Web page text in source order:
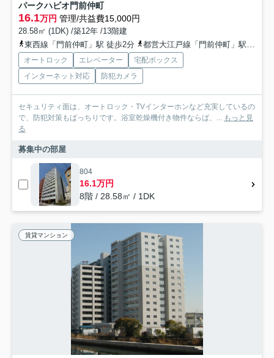
パークハビオ門前仲町
16.1万円 管理/共益費15,000円
28.58㎡ (1DK) /築12年 /13階建
東西線「門前仲町」駅 徒歩2分
都営大江戸線「門前仲町」駅 徒歩2分
オートロック エレベーター
宅配ボックス
インターネット対応
防犯カメラ
セキュリティ面は、オートロック・TVインターホンなど充実しているの
で、防犯対策もばっちりです。浴室乾燥機付き物件ならば、... もっと見
る
募集中の部屋
804
16.1万円
8階 / 28.58㎡ / 1DK
賃貸マンション